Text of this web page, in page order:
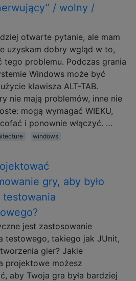
/ wolny /
otwarte pytanie, ale mam
uzyskam dobry wgląd w to,
tego problemu. Podczas grania
Windows może być
klawisza ALT-TAB.
nie mają problemów, inne nie
mogą wymagać WIEKU,
i ponownie włączyć. …
windows
gry, aby było
testowania
jest zastosowanie
testowego, takiego jak JUnit,
gier? Jakie
projektowe możesz
aby Twoja gra była bardziej